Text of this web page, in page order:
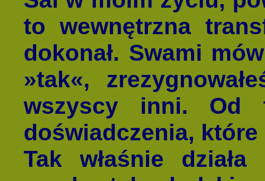
to wewnętrzna
dokonał. Swami
»tak«,
wszyscy inni. Od
doświadczenia,
Tak właśnie